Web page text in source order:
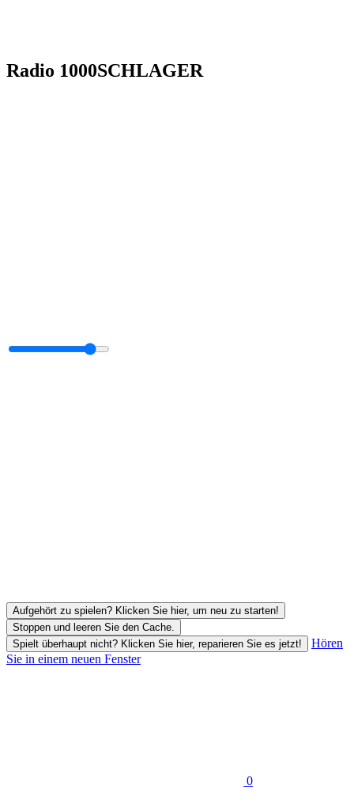
Radio 1000SCHLAGER
Aufgehört zu spielen? Klicken Sie hier, um neu zu starten!
Stoppen und leeren Sie den Cache.
Spielt überhaupt nicht? Klicken Sie hier, reparieren Sie es jetzt!
Hören
Sie in einem neuen Fenster
0